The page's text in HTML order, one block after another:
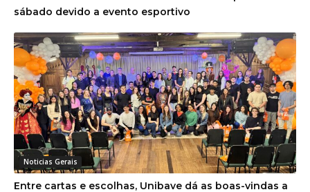
sábado devido a evento esportivo
Noticias Gerais
Entre cartas e escolhas, Unibave dá as boas-vindas a